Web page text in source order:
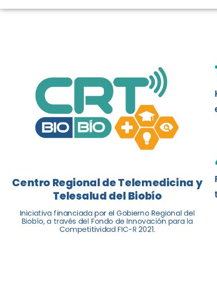
balance de tres años acercando
Leer más
Centro Regional de Telemedicina y
Telesalud del Biobío
Iniciativa financiada por el Gobierno Regional del
Biobío, a través del Fondo de Innovación para la
Competitividad FIC-R 2021.